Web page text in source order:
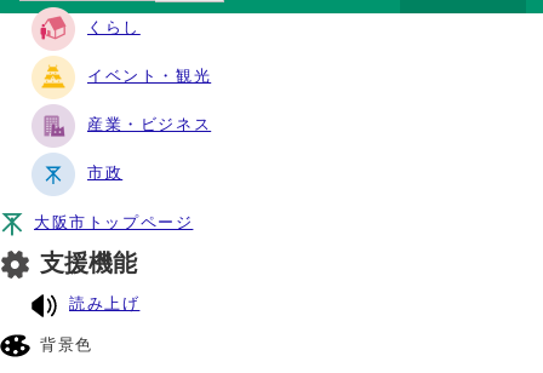
くらし
イベント・観光
産業・ビジネス
市政
大阪市トップページ
支援機能
読み上げ
背景色